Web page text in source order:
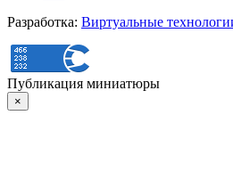
Разработка: Виртуальные
Публикация миниатюры
×